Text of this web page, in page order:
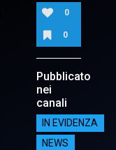
0
0
Pubblicato
nei
canali
IN EVIDENZA
NEWS